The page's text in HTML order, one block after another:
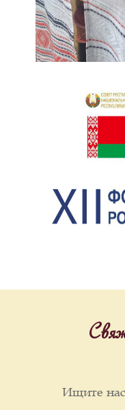
Ищите нас